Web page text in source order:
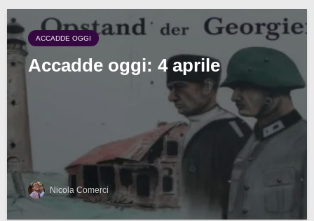
ACCADDE OGGI
Accadde oggi: 4 aprile
Nicola Comerci